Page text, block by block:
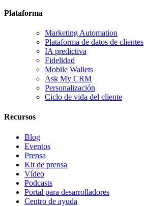
Plataforma
Marketing Automation
Plataforma de datos de clientes
IA predictiva
Fidelidad
Mobile Wallets
Ask My CRM
Personalización
Ciclo de vida del cliente
Recursos
Blog
Eventos
Prensa
Kit de prensa
Vídeo
Podcasts
Portal para desarrolladores
Centro de ayuda